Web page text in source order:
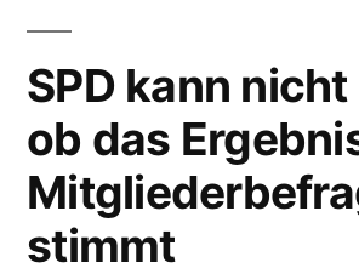
SPD kann
ob das
stimmt